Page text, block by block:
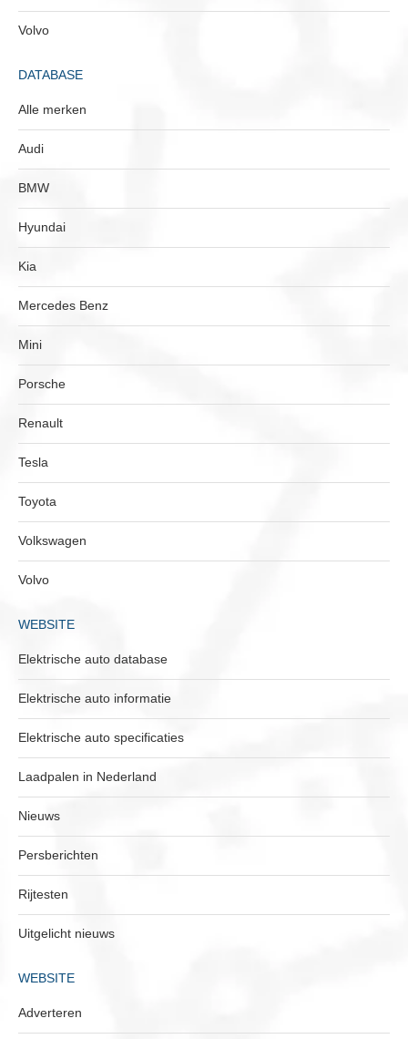
Volvo
DATABASE
Alle merken
Audi
BMW
Hyundai
Kia
Mercedes Benz
Mini
Porsche
Renault
Tesla
Toyota
Volkswagen
Volvo
WEBSITE
Elektrische auto database
Elektrische auto informatie
Elektrische auto specificaties
Laadpalen in Nederland
Nieuws
Persberichten
Rijtesten
Uitgelicht nieuws
WEBSITE
Adverteren